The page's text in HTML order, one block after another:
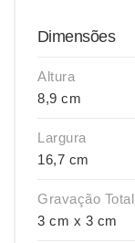
Dimensões
Altura
8,9 cm
Largura
16,7 cm
Gravação Total
3 cm x 3 cm